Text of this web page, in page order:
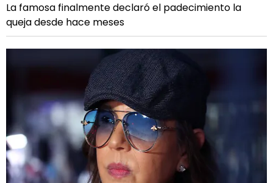
La famosa finalmente declaró el padecimiento la
queja desde hace meses